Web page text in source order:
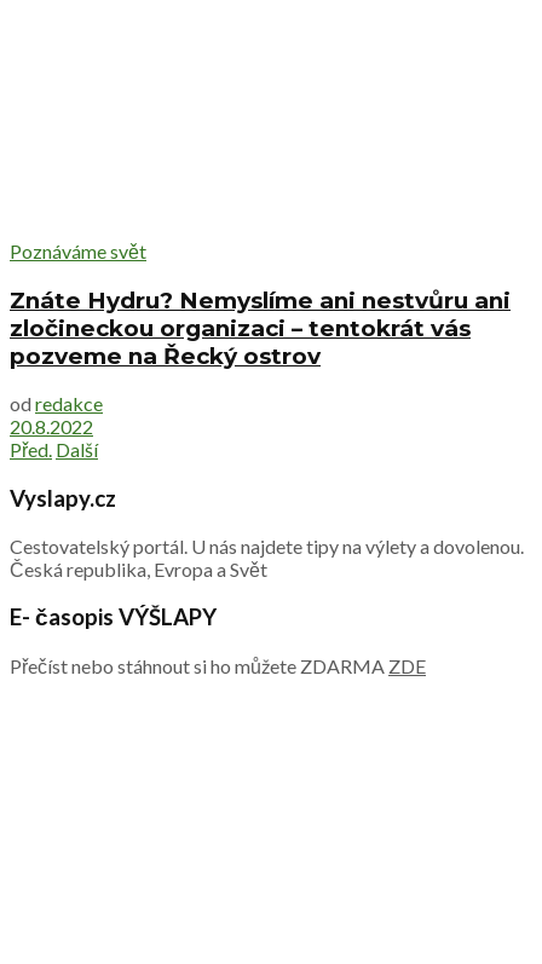
Poznáváme svět
Znáte Hydru? Nemyslíme ani nestvůru ani
zločineckou organizaci – tentokrát vás
pozveme na Řecký ostrov
od redakce
20.8.2022
Před. Další
Vyslapy.cz
Cestovatelský portál. U nás najdete tipy na výlety a dovolenou.
Česká republika, Evropa a Svět
E- časopis VÝŠLAPY
Přečíst nebo stáhnout si ho můžete ZDARMA ZDE